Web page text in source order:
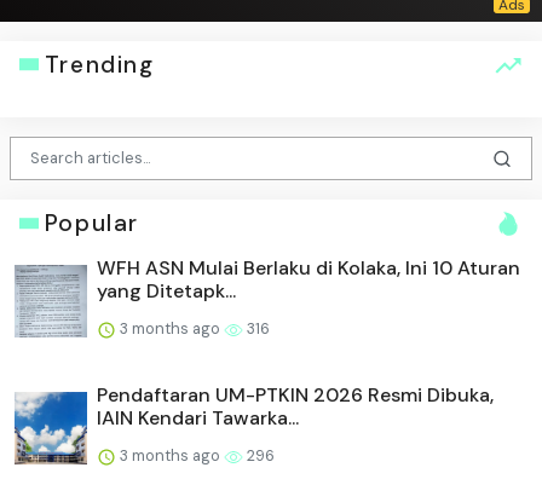
Trending
Popular
WFH ASN Mulai Berlaku di Kolaka, Ini 10 Aturan
yang Ditetapk...
3 months ago 316
Pendaftaran UM-PTKIN 2026 Resmi Dibuka,
IAIN Kendari Tawarka...
3 months ago 296